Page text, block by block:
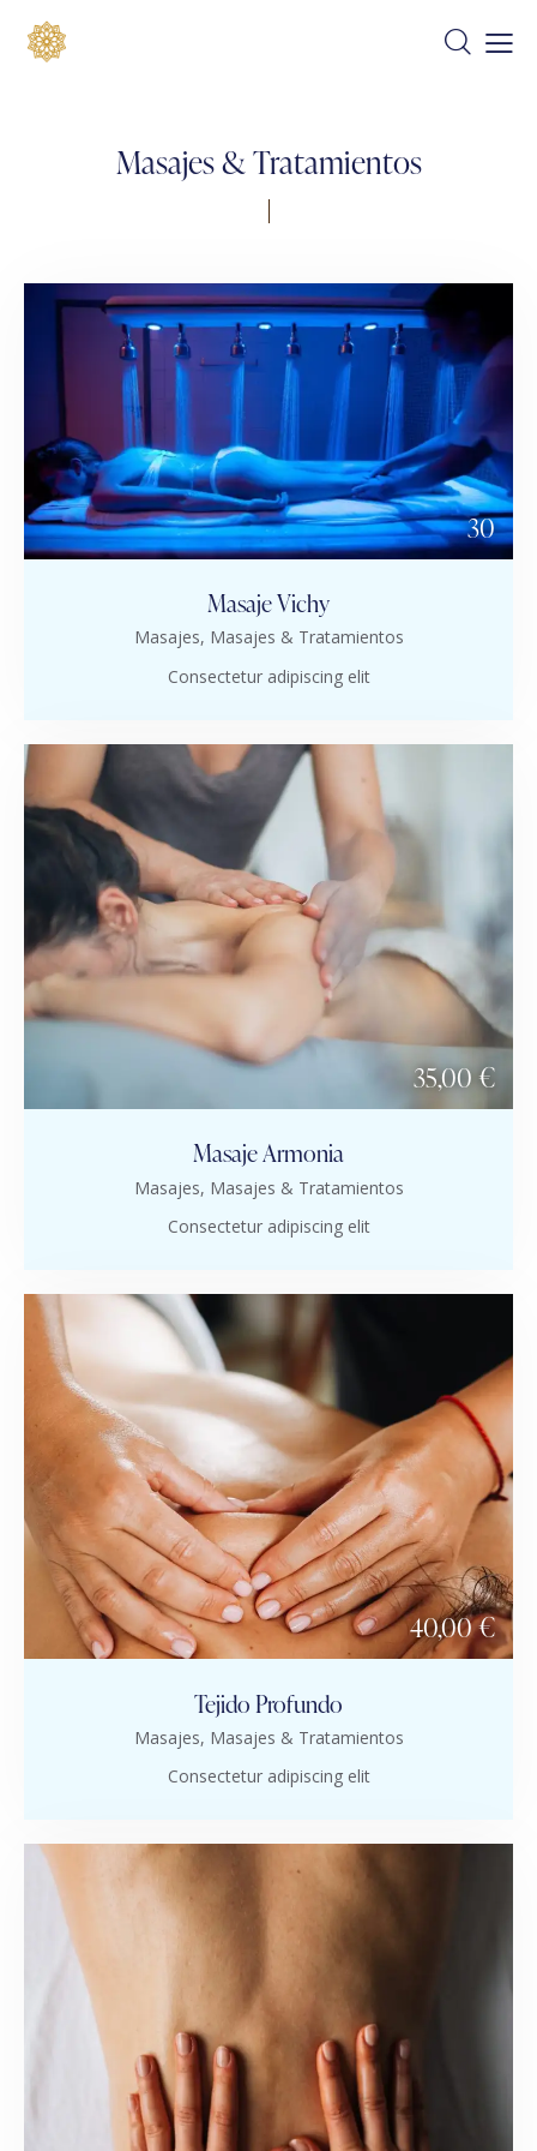
Masajes & Tratamientos
30
Masaje Vichy
Masajes, Masajes & Tratamientos
Consectetur adipiscing elit
35,00 €
Masaje Armonia
Masajes, Masajes & Tratamientos
Consectetur adipiscing elit
40,00 €
Tejido Profundo
Masajes, Masajes & Tratamientos
Consectetur adipiscing elit